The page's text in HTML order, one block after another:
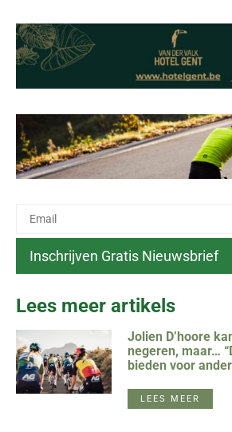
Lees meer artikels
Jolien D’hoore
negeren, maar…
bieden voor
LEES MEER